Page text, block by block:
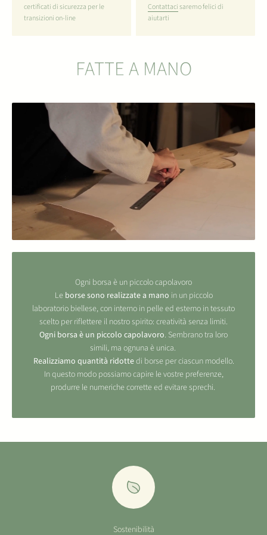
certificati di sicurezza per le
transizioni on-line
Contattacisaremo felici di
aiutarti
FATTE A MANO
Ogni borsa è un piccolo capolavoro
Le borse sono realizzate a mano in un piccolo
laboratorio biellese, con interno in pelle ed esterno in tessuto
scelto per riflettere il nostro spirito: creatività senza limiti.
Ogni borsa è un piccolo capolavoro. Sembrano tra loro
simili, ma ognuna è unica.
Realizziamo quantità ridottedi borse per ciascun modello.
In questo modo possiamo capire le vostre preferenze,
produrre le numeriche corrette ed evitare sprechi.
Sostenibilità